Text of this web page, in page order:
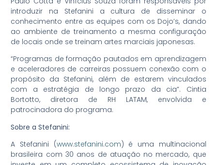
introduzir na Stefanini a cultura de disseminar o
conhecimento entre as equipes com os Dojo’s, dando
ao ambiente de treinamento a mesma configuração
de locais onde se treinam artes marciais japonesas.
“Programas de formação pautados em aprendizagem
e aceleradores de carreiras possuem conexão com o
propósito da Stefanini, além de estarem vinculados
com a estratégia de longo prazo da cia”. Cintia
Bortotto, diretora de RH LATAM, envolvida e
patrocinadora do programa.
Sobre a Stefanini:
A Stefanini (www.stefanini.com) é uma multinacional
brasileira com 30 anos de atuação no mercado, que